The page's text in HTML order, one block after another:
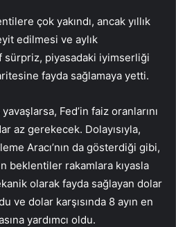
çok yakındı, ancak yıllık
edilmesi ve aylık
piyasadaki iyimserliği
fayda sağlamaya yetti.
Fed’in faiz oranlarını
az gerekecek. Dolayısıyla,
Aracı’nın da gösterdiği gibi,
beklentiler rakamlara kıyasla
olarak fayda sağlayan dolar
ve dolar karşısında 8 ayın en
yardımcı oldu.